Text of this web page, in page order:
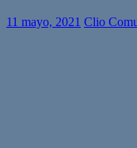
11 mayo, 2021 Clio